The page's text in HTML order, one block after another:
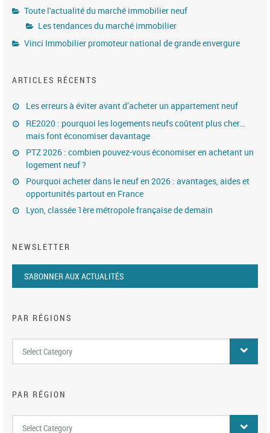
Toute l'actualité du marché immobilier neuf
Les tendances du marché immobilier
Vinci Immobilier promoteur national de grande envergure
ARTICLES RÉCENTS
Les erreurs à éviter avant d’acheter un appartement neuf
RE2020 : pourquoi les logements neufs coûtent plus cher…
mais font économiser davantage
PTZ 2026 : combien pouvez-vous économiser en achetant un
logement neuf ?
Pourquoi acheter dans le neuf en 2026 : avantages, aides et
opportunités partout en France
Lyon, classée 1ère métropole française de demain
NEWSLETTER
S'ABONNER AUX ACTUALITÉS
PAR RÉGIONS
Par
régions
Select Category
PAR RÉGION
Par
région
Select Category